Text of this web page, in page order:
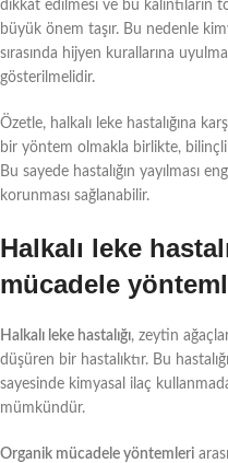
dikkat edilmesi ve bu kalıntıların
büyük önem taşır. Bu nedenle
sırasında hijyen kurallarına
gösterilmelidir.
Özetle, halkalı leke hastalığına
bir yöntem olmakla birlikte, bilinçli
Bu sayede hastalığın yayılması
korunması sağlanabilir.
Halkalı leke
mücadele
Halkalı leke hastalığı, zeytin
düşüren bir hastalıktır. Bu
sayesinde kimyasal ilaç
mümkündür.
Organik mücadele yöntemleri